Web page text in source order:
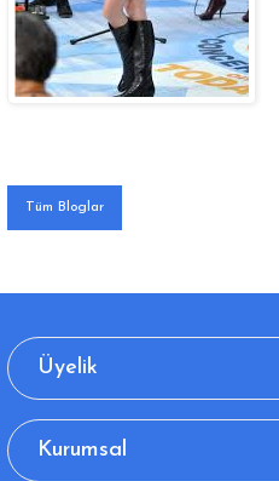
Tüm Bloglar
Üyelik
Kurumsal